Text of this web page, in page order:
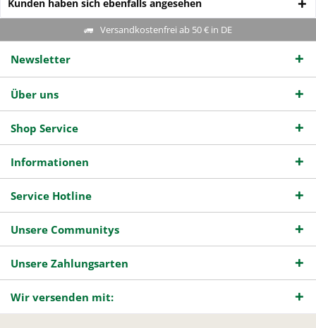
Kunden haben sich ebenfalls angesehen
Versandkostenfrei ab 50 € in DE
Newsletter
Über uns
Shop Service
Informationen
Service Hotline
Unsere Communitys
Unsere Zahlungsarten
Wir versenden mit: